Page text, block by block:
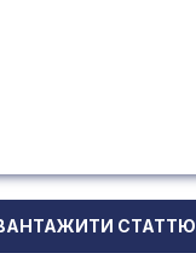
СТАТТЮ